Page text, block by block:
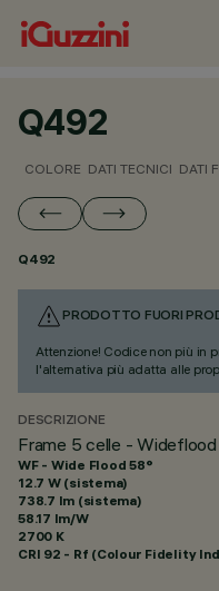
Q492
COLORE DATI TECNICI DATI
Q492
PRODOTTO FUORI
Attenzione! Codice non più in
l'alternativa più adatta alle
DESCRIZIONE
Frame 5 celle -
WF - Wide Flood 58°
12.7 W (sistema)
738.7 lm (sistema)
58.17 lm/W
2700 K
CRI 92 - Rf (Colour Fidelity